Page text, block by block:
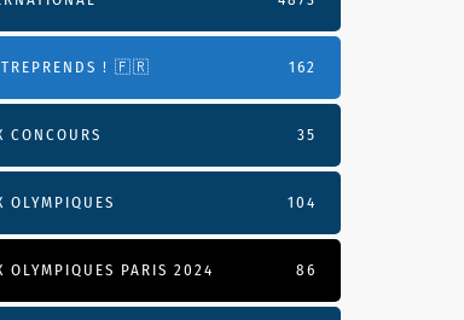
! 🇫🇷 162
CONCOURS 35
OLYMPIQUES 104
OLYMPIQUES PARIS 2024 86